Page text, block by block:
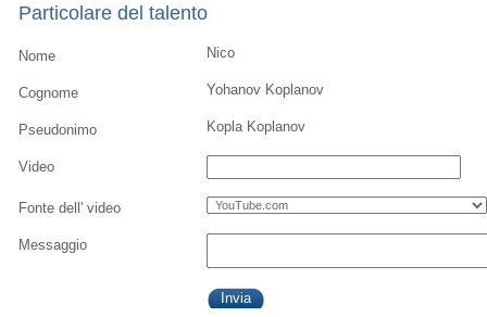
Particolare del talento
Nome Nico
Cognome Yohanov Koplanov
Pseudonimo Kopla Koplanov
Video
Fonte dell' video
Messaggio